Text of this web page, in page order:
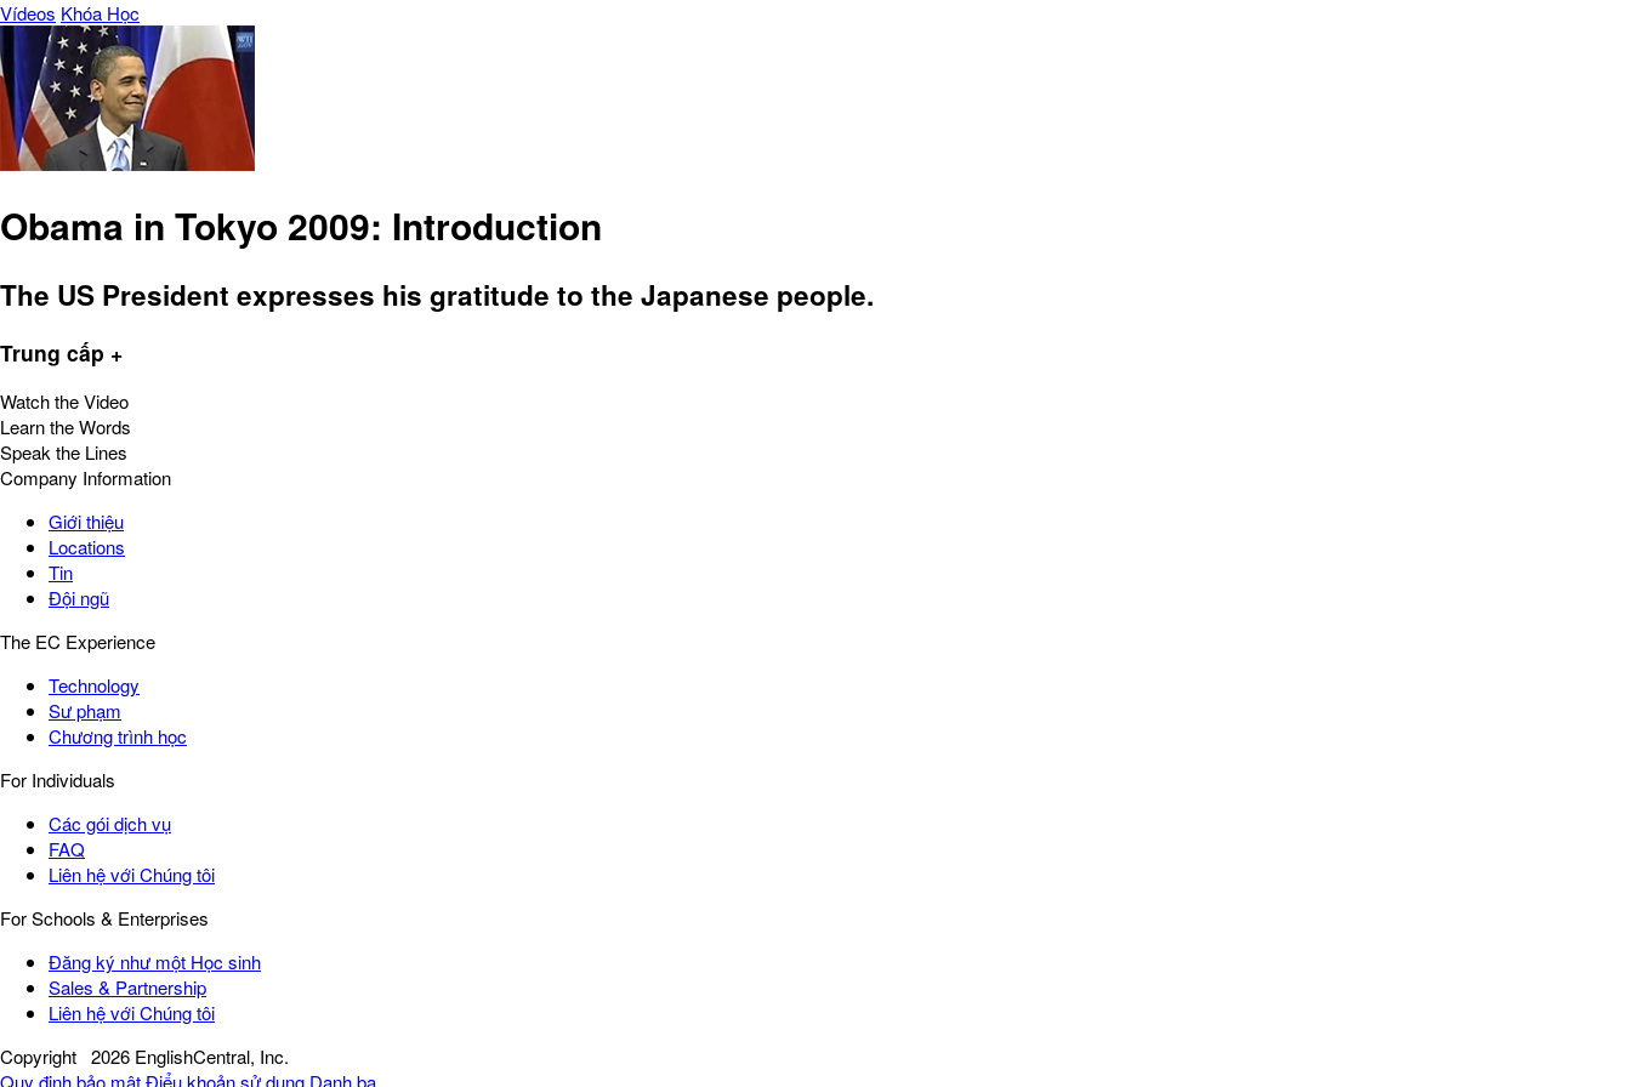
Vídeos Khóa Học
Obama in Tokyo 2009: Introduction
The US President expresses his gratitude to the Japanese people.
Trung cấp +
Watch the Video
Learn the Words
Speak the Lines
Company Information
Giới thiệu
Locations
Tin
Đội ngũ
The EC Experience
Technology
Sư phạm
Chương trình học
For Individuals
Các gói dịch vụ
FAQ
Liên hệ với Chúng tôi
For Schools & Enterprises
Đăng ký như một Học sinh
Sales & Partnership
Liên hệ với Chúng tôi
Copyright 2026 EnglishCentral, Inc.